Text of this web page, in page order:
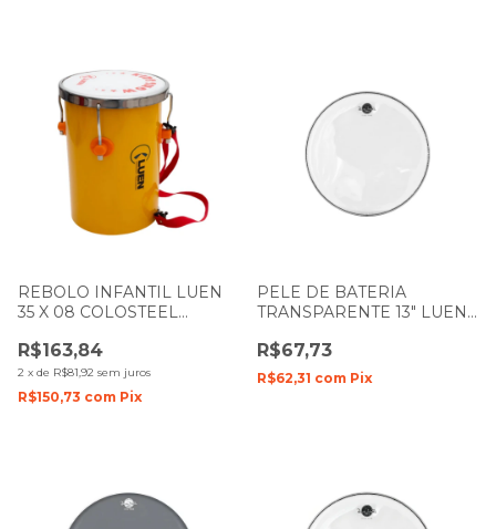
REBOLO INFANTIL LUEN
35 X 08 COLOSTEEL
91016AM
R$163,84
2 x de R$81,92 sem juros
R$150,73 com Pix
PELE DE BATERIA
TRANSPARENTE 13" LUEN
DUPLO
R$67,73
R$62,31 com Pix